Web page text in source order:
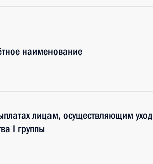
наименование
лицам, осуществляющим уход
I группы